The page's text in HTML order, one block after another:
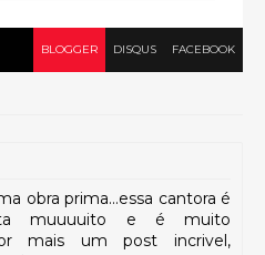
BLOGGER DISQUS FACEBOOK
obra prima...essa cantora é
muuuuito e é muito
mais um post incrivel,